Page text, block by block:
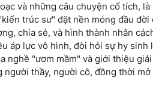
và những câu chuyện cổ tích, là
trúc sư" đặt nền móng đầu đời
chia sẻ, và hình thành nhân
áp lực vô hình, đòi hỏi sự hy sinh
nghề "ươm mầm" và giới thiệu
thầy, người cô, đồng thời mở